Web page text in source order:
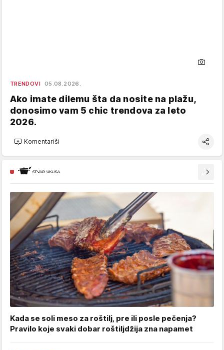
TRENDOVI 05.08.2026.
Ako imate dilemu šta da nosite na plažu,
donosimo vam 5 chic trendova za leto
2026.
Komentariši
Kada se soli meso za roštilj, pre ili posle pečenja?
Pravilo koje svaki dobar roštiljdžija zna napamet